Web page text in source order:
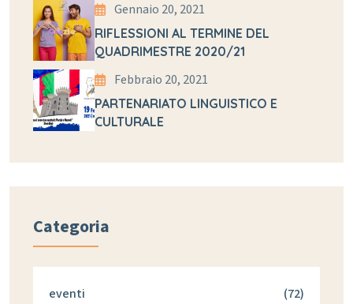
Gennaio 20, 2021
RIFLESSIONI AL TERMINE DEL
QUADRIMESTRE 2020/21
Febbraio 20, 2021
PARTENARIATO LINGUISTICO E
CULTURALE
Categoria
eventi (72)